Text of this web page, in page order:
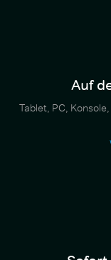
Auf
Tablet, PC,